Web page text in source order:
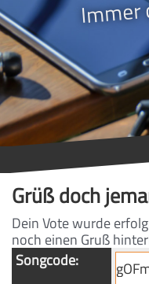
Grüß doch
Dein Vote wurde
noch einen Gruß
Songcode: